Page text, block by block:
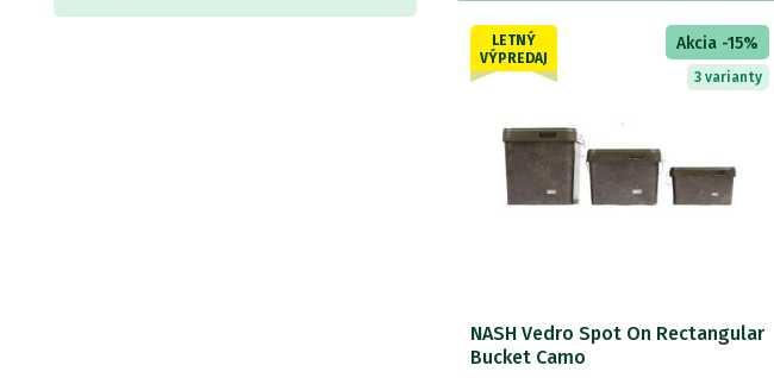
LETNÝ
VÝPREDAJ
Akcia -15%
3 varianty
NASH Vedro Spot On Rectangular
Bucket Camo